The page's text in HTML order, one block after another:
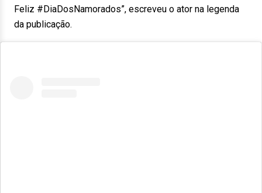
Feliz #DiaDosNamorados”, escreveu o ator na legenda
da publicação.